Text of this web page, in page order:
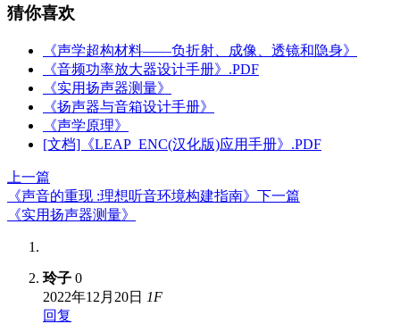
猜你喜欢
《声学超构材料——负折射、成像、透镜和隐身》
《音频功率放大器设计手册》.PDF
《实用扬声器测量》
《扬声器与音箱设计手册》
《声学原理》
[文档]《LEAP_ENC(汉化版)应用手册》.PDF
上一篇
《声音的重现 :理想听音环境构建指南》 下一篇
《实用扬声器测量》
玲子 0
2022年12月20日 1F
回复